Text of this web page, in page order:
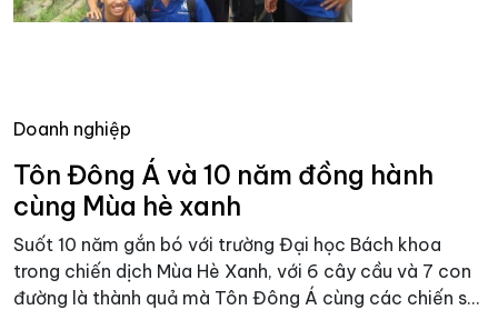
Doanh nghiệp
Tôn Đông Á và 10 năm đồng hành
cùng Mùa hè xanh
Suốt 10 năm gắn bó với trường Đại học Bách khoa
trong chiến dịch Mùa Hè Xanh, với 6 cây cầu và 7 con
đường là thành quả mà Tôn Đông Á cùng các chiến s...